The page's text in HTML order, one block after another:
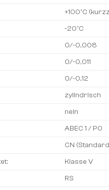
+100°C
-20°C
0/-0,008
0/-0,011
0/-0,12
zylindrisch
nein
ABEC 1 / P0
CN
Klasse V
RS